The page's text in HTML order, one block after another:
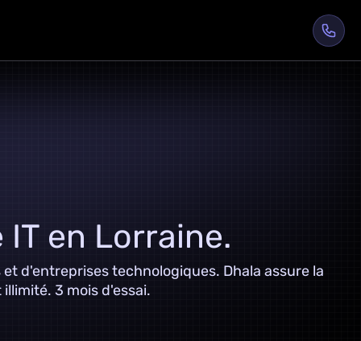
en Lorraine.
d'entreprises technologiques. Dhala assure la
3 mois d'essai.